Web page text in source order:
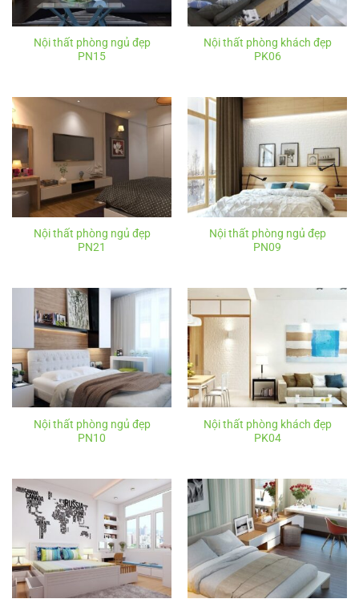
Nội thất phòng ngủ đẹp
PN15
Nội thất phòng khách đẹp
PK06
Nội thất phòng ngủ đẹp
PN21
Nội thất phòng ngủ đẹp
PN09
Nội thất phòng ngủ đẹp
PN10
Nội thất phòng khách đẹp
PK04